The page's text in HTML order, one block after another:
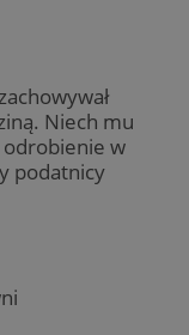
Niech mu
w
podatnicy